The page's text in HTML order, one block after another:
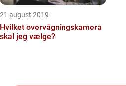
21 august 2019
Hvilket overvågningskamera
skal jeg vælge?